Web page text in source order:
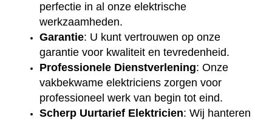
perfectie in al onze elektrische
werkzaamheden.
Garantie: U kunt vertrouwen op onze
garantie voor kwaliteit en tevredenheid.
Professionele Dienstverlening: Onze
vakbekwame elektriciens zorgen voor
professioneel werk van begin tot eind.
Scherp Uurtarief Elektricien: Wij hanteren